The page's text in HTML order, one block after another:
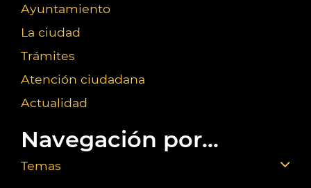
Ayuntamiento
La ciudad
Trámites
Atención ciudadana
Actualidad
Navegación por...
Temas